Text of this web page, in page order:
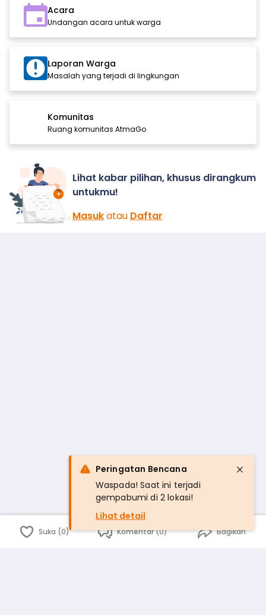
Acara
Undangan acara untuk warga
Laporan Warga
Masalah yang terjadi di lingkungan
Komunitas
Ruang komunitas AtmaGo
Lihat kabar pilihan, khusus dirangkum
untukmu!
Masukatau Daftar
Suka (0) Komentar (0) Bagikan
Peringatan Bencana
Waspada! Saat ini terjadi
gempabumi di 2 lokasi!
Lihat detail